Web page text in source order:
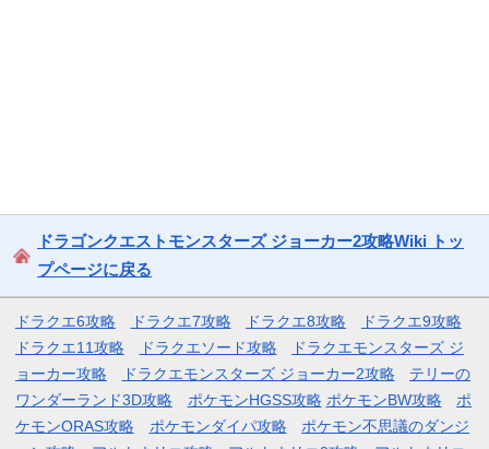
ドラゴンクエストモンスターズ ジョーカー2攻略Wiki トッ
プページに戻る
ドラクエ6攻略 ドラクエ7攻略 ドラクエ8攻略
ドラクエ9攻略
ドラクエ11攻略
ドラクエソード攻略
ドラクエモンスターズ ジ
ョーカー攻略
ドラクエモンスターズ ジョーカー2攻略
テリーの
ワンダーランド3D攻略
ポケモンHGSS攻略 ポケモンBW攻略
ポ
ケモンORAS攻略
ポケモンダイパ攻略
ポケモン不思議のダンジ